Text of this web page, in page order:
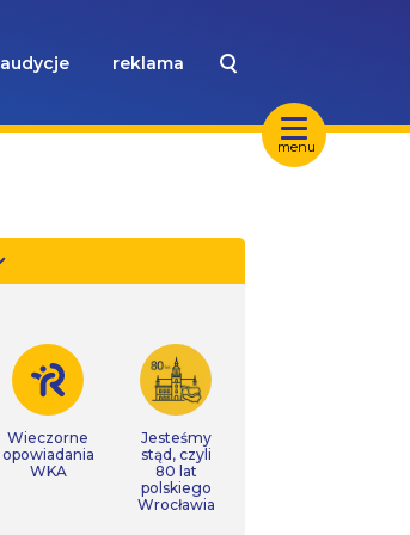
menu
audycje reklama
Wieczorne
opowiadania
WKA
Jesteśmy
stąd, czyli
80 lat
polskiego
Wrocławia